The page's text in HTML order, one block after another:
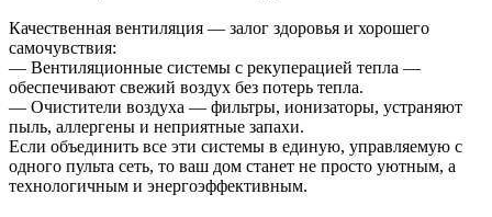
Качественная вентиляция — залог здоровья и хорошего
самочувствия:
— Вентиляционные системы с рекуперацией тепла —
обеспечивают свежий воздух без потерь тепла.
— Очистители воздуха — фильтры, ионизаторы, устраняют
пыль, аллергены и неприятные запахи.
Если объединить все эти системы в единую, управляемую с
одного пульта сеть, то ваш дом станет не просто уютным, а
технологичным и энергоэффективным.